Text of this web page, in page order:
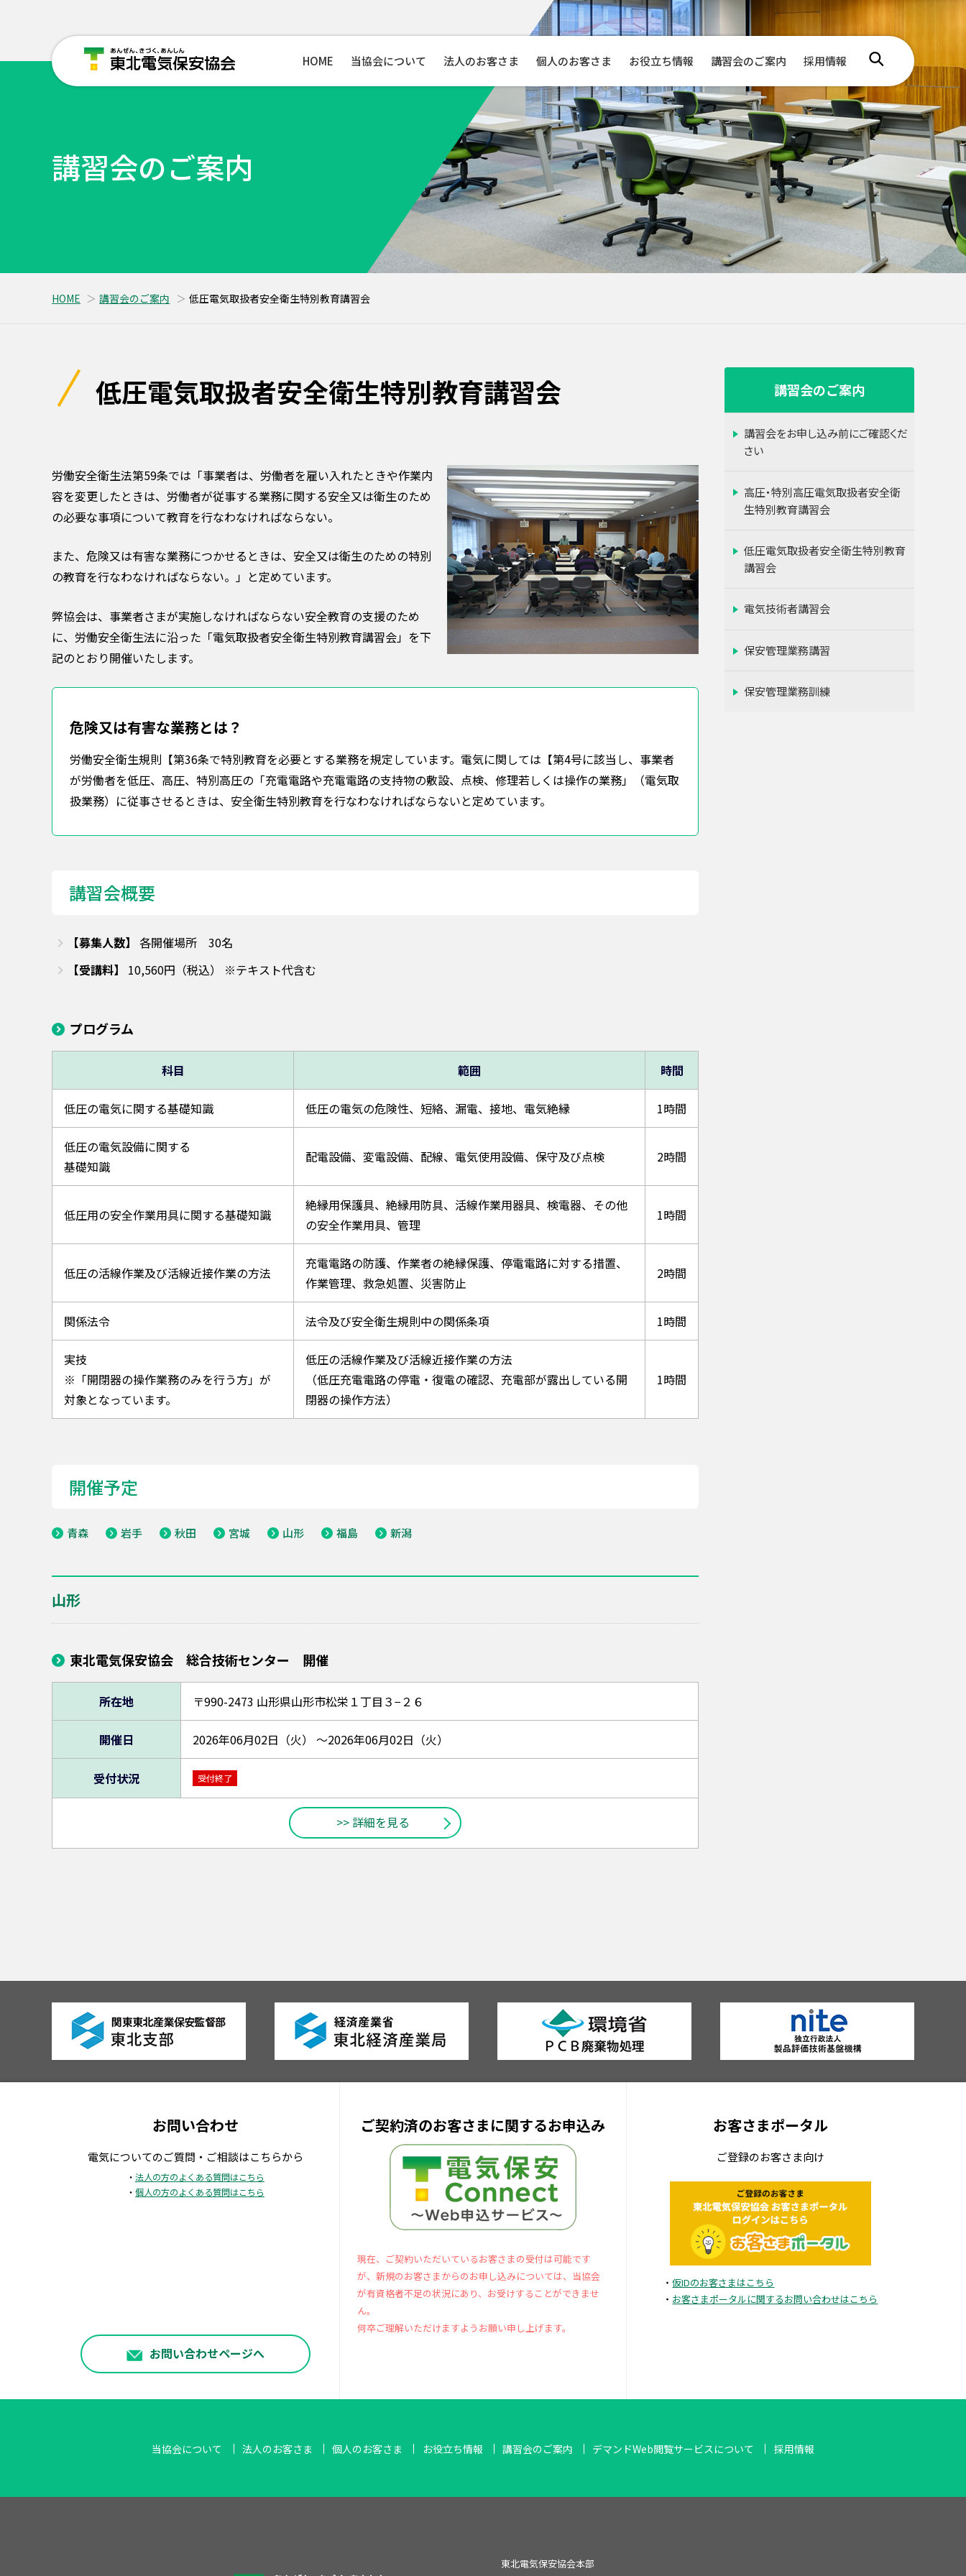
HOME 当協会について 法人のお客さま 個人のお客さま お役立ち情報 講習会のご案内 採用情報
講習会のご案内
HOME 講習会のご案内 低圧電気取扱者安全衛生特別教育講習会
講習会のご案内
講習会をお申し込み前にご確認くだ
さい
高圧・特別高圧電気取扱者安全衛
生特別教育講習会
低圧電気取扱者安全衛生特別教育
講習会
電気技術者講習会
保安管理業務講習
保安管理業務訓練
低圧電気取扱者安全衛生特別教育講習会
労働安全衛生法第59条では「事業者は、労働者を雇い入れたときや作業内
容を変更したときは、労働者が従事する業務に関する安全又は衛生のため
の必要な事項について教育を行なわなければならない。
また、危険又は有害な業務につかせるときは、安全又は衛生のための特別
の教育を行なわなければならない。」と定めています。
弊協会は、事業者さまが実施しなければならない安全教育の支援のため
に、労働安全衛生法に沿った「電気取扱者安全衛生特別教育講習会」を下
記のとおり開催いたします。
危険又は有害な業務とは？
労働安全衛生規則【第36条で特別教育を必要とする業務を規定しています。電気に関しては【第4号に該当し、事業者
が労働者を低圧、高圧、特別高圧の「充電電路や充電電路の支持物の敷設、点検、修理若しくは操作の業務」（電気取
扱業務）に従事させるときは、安全衛生特別教育を行なわなければならないと定めています。
講習会概要
【募集人数】各開催場所 30名
【受講料】
10,560円（税込） ※テキスト代含む
プログラム
科目 範囲 時間
低圧の電気に関する基礎知識 低圧の電気の危険性、短絡、漏電、接地、電気絶縁 1時間
低圧の電気設備に関する
基礎知識
配電設備、変電設備、配線、電気使用設備、保守及び点検 2時間
低圧用の安全作業用具に関する基礎知識
絶縁用保護具、絶縁用防具、活線作業用器具、検電器、その他
の安全作業用具、管理
1時間
低圧の活線作業及び活線近接作業の方法
充電電路の防護、作業者の絶縁保護、停電電路に対する措置、
作業管理、救急処置、災害防止
2時間
関係法令 法令及び安全衛生規則中の関係条項 1時間
実技
※「開閉器の操作業務のみを行う方」が
対象となっています。
低圧の活線作業及び活線近接作業の方法
（低圧充電電路の停電・復電の確認、充電部が露出している開
閉器の操作方法）
1時間
開催予定
青森 岩手 秋田 宮城 山形 福島 新潟
山形
東北電気保安協会 総合技術センター 開催
所在地 〒990-2473 山形県山形市松栄１丁目３−２６
開催日 2026年06月02日（火） ～2026年06月02日（火）
受付状況 受付終了
>> 詳細を見る
お問い合わせ
電気についてのご質問・ご相談はこちらから
・ 法人の方のよくある質問はこちら
・ 個人の方のよくある質問はこちら
お問い合わせページへ
ご契約済のお客さまに関するお申込み
現在、ご契約いただいているお客さまの受付は可能です
が、新規のお客さまからのお申し込みについては、当協会
が有資格者不足の状況にあり、お受けすることができませ
ん。
何卒ご理解いただけますようお願い申し上げます。
お客さまポータル
ご登録のお客さま向け
・仮IDのお客さまはこちら
・ お客さまポータルに関するお問い合わせはこちら
当協会について 法人のお客さま 個人のお客さま お役立ち情報 講習会のご案内 デマンドWeb閲覧サービスについて 採用情報
東北電気保安協会本部